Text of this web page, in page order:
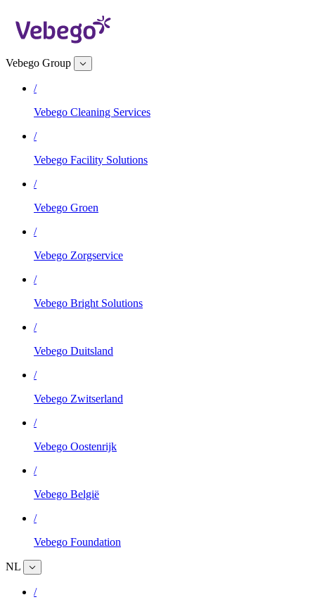
Vebego Group
/
Vebego Cleaning Services
/
Vebego Facility Solutions
/
Vebego Groen
/
Vebego Zorgservice
/
Vebego Bright Solutions
/
Vebego Duitsland
/
Vebego Zwitserland
/
Vebego Oostenrijk
/
Vebego België
/
Vebego Foundation
NL
/